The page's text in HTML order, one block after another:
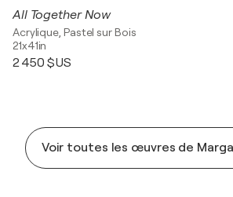
All Together Now
Acrylique, Pastel sur Bois
21x41in
2 450 $US
Voir toutes les œuvres de